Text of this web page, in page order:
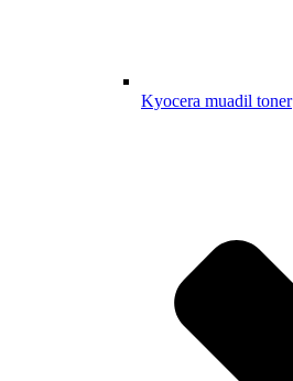
Kyocera muadil toner